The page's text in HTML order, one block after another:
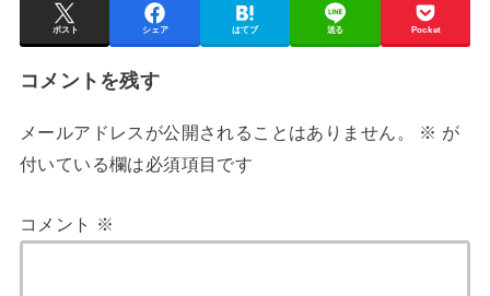
ポスト シェア はてブ 送る Pocket
コメントを残す
メールアドレスが公開されることはありません。 ※ が
付いている欄は必須項目です
コメント ※